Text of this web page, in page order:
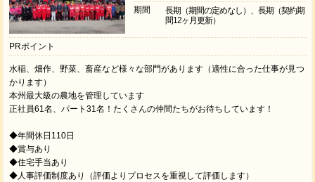
期間
長期（期間の定めなし）、長期（契約期
間12ヶ月更新）
PRポイント
水稲、畑作、野菜、畜産など様々な部門があります（適性に合った仕事が見つ
かります）
本州最大級の農地を管理しています
正社員61名、パート31名！たくさんの仲間たちがお待ちしています！
◆年間休日110日
◆賞与あり
◆住宅手当あり
◆人事評価制度あり（評価よりプロセスを重視して評価します）